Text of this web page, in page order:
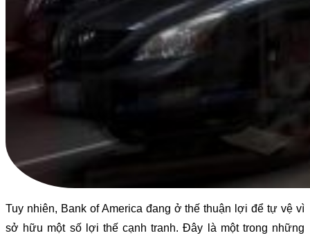
Tuy nhiên, Bank of America đang ở thế thuận lợi để tự vệ vì
sở hữu một số lợi thế cạnh tranh. Đây là một trong những